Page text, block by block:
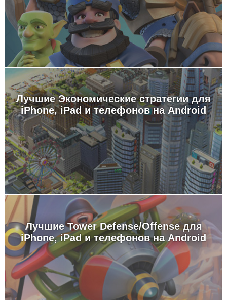
Лучшие Экономические стратегии для
iPhone, iPad и телефонов на Android
Лучшие Tower Defense/Offense для
iPhone, iPad и телефонов на Android